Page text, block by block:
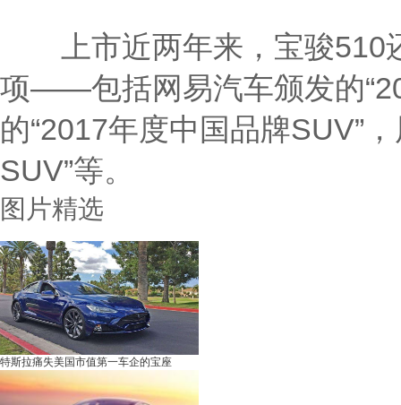
上市近两年来，宝骏510
项——包括网易汽车颁发的
的“2017年度中国品牌SUV”
SUV”等。
图片精选
特斯拉痛失美国市值第一车企的宝座